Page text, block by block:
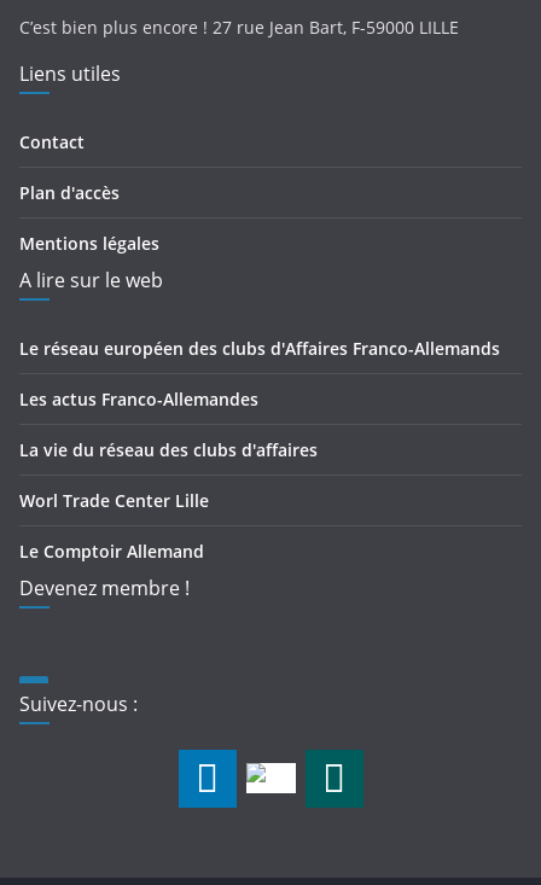
C’est bien plus encore ! 27 rue Jean Bart, F-59000 LILLE
Liens utiles
Contact
Plan d'accès
Mentions légales
A lire sur le web
Le réseau européen des clubs d'Affaires Franco-Allemands
Les actus Franco-Allemandes
La vie du réseau des clubs d'affaires
Worl Trade Center Lille
Le Comptoir Allemand
Devenez membre !
Suivez-nous :